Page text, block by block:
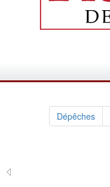
Dépêches